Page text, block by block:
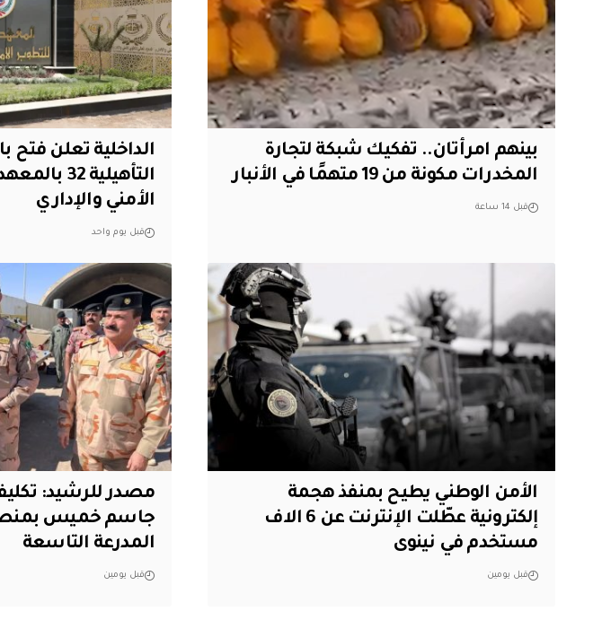
بينهم امرأتان.. تفكيك شبكة لتجارة
المخدرات مكونة من 19 متهمًا في الأنبار
قبل 14 ساعة
الداخلية تعلن فتح
التأهيلية
الأمني والإداري
قبل يوم واحد
الأمن الوطني يطيح بمنفذ هجمة
إلكترونية عطّلت الإنترنت عن 6 الاف
مستخدم في نينوى
قبل يومين
مصدر للرشيد:
جاسم خميس
المدرعة التاسعة
قبل يومين